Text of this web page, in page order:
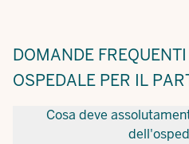
DOMANDE
OSPEDALE PER IL
Cosa deve